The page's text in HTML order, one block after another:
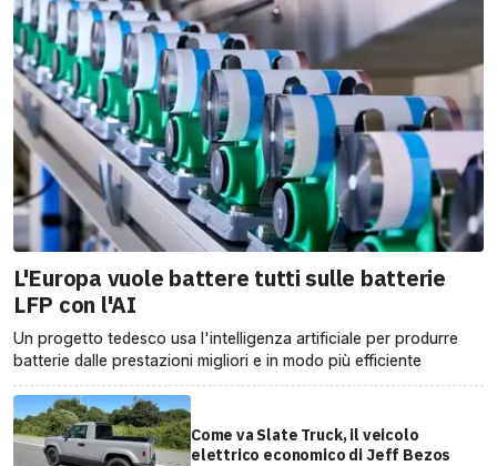
L'Europa vuole battere tutti sulle batterie
LFP con l'AI
Un progetto tedesco usa l'intelligenza artificiale per produrre
batterie dalle prestazioni migliori e in modo più efficiente
Come va Slate Truck, il veicolo
elettrico economico di Jeff Bezos